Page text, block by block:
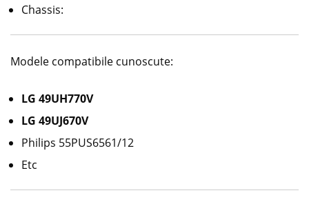
Chassis:
Modele compatibile cunoscute:
LG 49UH770V
LG 49UJ670V
Philips 55PUS6561/12
Etc